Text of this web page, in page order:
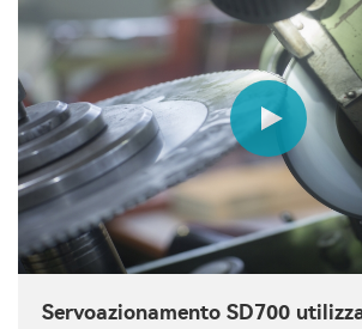
Servoazionamento SD700